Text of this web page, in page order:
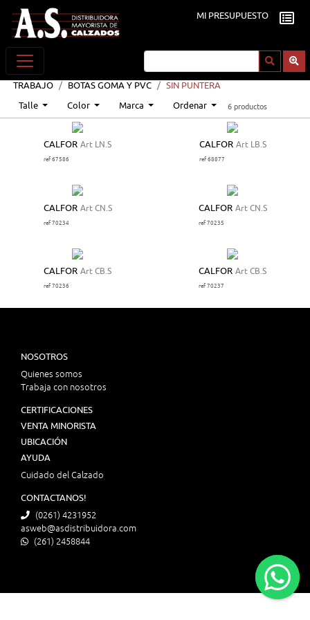
MI PRESUPUESTO
TRABAJO BOTAS GOMA Y PVC
SIN PUNTERA
Talle
Color Marca Ordenar 6 productos
CALFOR Art LN.S
ref 67586
CALFOR Art LB.S
ref 68877
CALFOR Art CN.S
ref 70234
CALFOR Art CN.S
ref 70235
CALFOR Art CB.S
ref 70236
CALFOR Art CB.S
ref 70237
NOSOTROS
Quienes somos
Trabaja con nosotros
CERTIFICACIONES
VENTA MINORISTA
UBICACIÓN
AYUDA
Cuidado del Calzado
CONTACTANOS!
(0261) 4231952
asweb@asdistribuidora.com
(261) 2458844